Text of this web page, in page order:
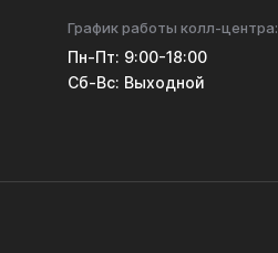
График работы колл-центра:
Пн-Пт: 9:00-18:00
Cб-Вс: Выходной